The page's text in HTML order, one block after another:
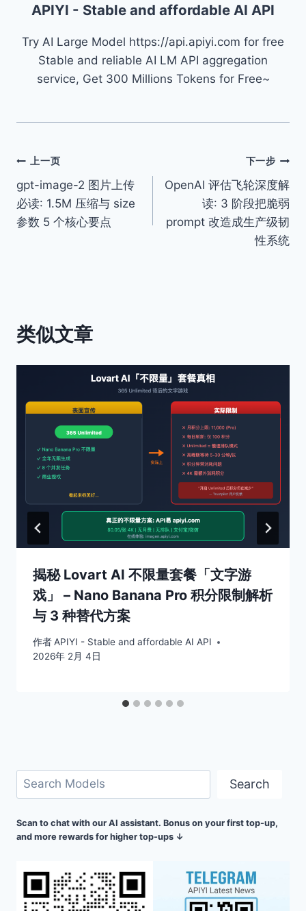
APIYI - Stable and affordable AI API
Try AI Large Model https://api.apiyi.com for free
Stable and reliable AI LM API aggregation
service, Get 300 Millions Tokens for Free~
文
章
导
上一页
gpt-image-2 图片上传
必读: 1.5M 压缩与 size
参数 5 个核心要点
下一步
OpenAI 评估飞轮深度解
读: 3 阶段把脆弱
prompt 改造成生产级韧
性系统
类似文章
揭秘 Lovart AI 不限量套餐「文字游
戏」 – Nano Banana Pro 积分限制解析
与 3 种替代方案
作者APIYI - Stable and affordable AI API
2026年 2月 4日
搜
索
Search
Scan to chat with our AI assistant. Bonus on your first top-up,
and more rewards for higher top-ups ↓